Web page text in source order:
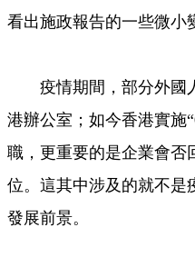
看出施政報告的一些微小
疫情期間，部分外國
港辦公室；如今香港實施
職，更重要的是企業會否
位。這其中涉及的就不是
發展前景。